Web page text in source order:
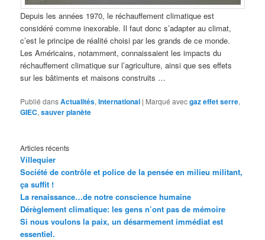
Depuis les années 1970, le réchauffement climatique est
considéré comme inexorable. Il faut donc s’adapter au climat,
c’est le principe de réalité choisi par les grands de ce monde.
Les Américains, notamment, connaissaient les impacts du
réchauffement climatique sur l’agriculture, ainsi que ses effets
sur les bâtiments et maisons construits …
Publié dansActualités,International | Marqué avecgaz effet serre,
GIEC,sauver planète
Articles récents
Villequier
Société de contrôle et police de la pensée en milieu militant,
ça suffit !
La renaissance…de notre conscience humaine
Dérèglement climatique: les gens n’ont pas de mémoire
Si nous voulons la paix, un désarmement immédiat est
essentiel.